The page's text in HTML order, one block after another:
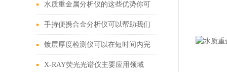
水质重金属分析仪的这些优势你可
都知道？
手持便携合金分析仪可以帮助我们
鉴别珠宝真伪
镀层厚度检测仪可以在短时间内完
成对大量样品的测量
X-RAY荧光光谱仪主要应用领域